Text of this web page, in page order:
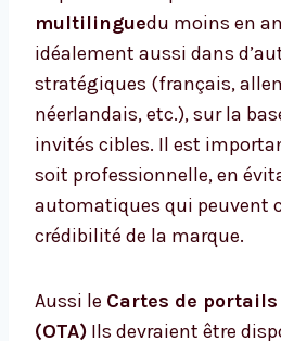
multilinguedu moins en
idéalement aussi dans
stratégiques (français,
néerlandais, etc.), sur la
invités cibles. Il est
soit professionnelle, en
automatiques qui peuvent
crédibilité de la marque.
Aussi le Cartes de
(OTA) Ils devraient être